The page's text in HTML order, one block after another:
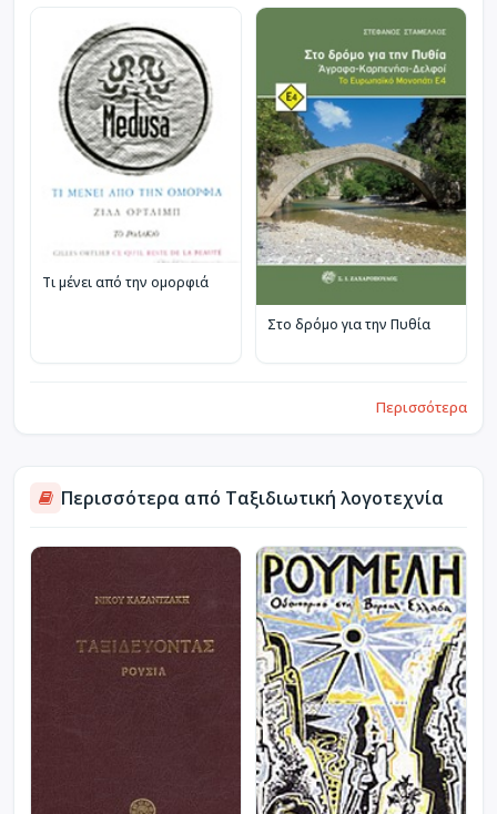
Τι μένει από την ομορφιά
Στο δρόμο για την Πυθία
Περισσότερα
Περισσότερα από Ταξιδιωτική λογοτεχνία